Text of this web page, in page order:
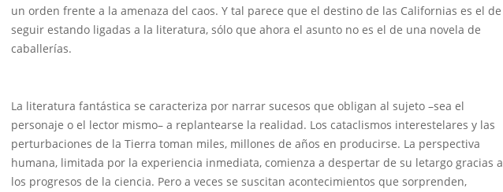
un orden frente a la amenaza del caos. Y tal parece que el destino de las Californias es el de
seguir estando ligadas a la literatura, sólo que ahora el asunto no es el de una novela de
caballerías.
La literatura fantástica se caracteriza por narrar sucesos que obligan al sujeto –sea el
personaje o el lector mismo– a replantearse la realidad. Los cataclismos interestelares y las
perturbaciones de la Tierra toman miles, millones de años en producirse. La perspectiva
humana, limitada por la experiencia inmediata, comienza a despertar de su letargo gracias a
los progresos de la ciencia. Pero a veces se suscitan acontecimientos que sorprenden,